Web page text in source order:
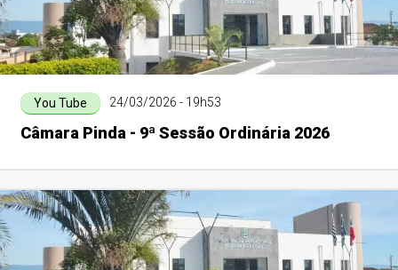
You Tube 24/03/2026 - 19h53
Câmara Pinda - 9ª Sessão Ordinária 2026